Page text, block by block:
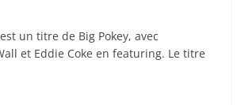
un titre de Big Pokey, avec
et Eddie Coke en featuring. Le titre